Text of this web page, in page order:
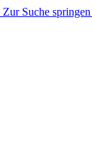
Zur Suche springen